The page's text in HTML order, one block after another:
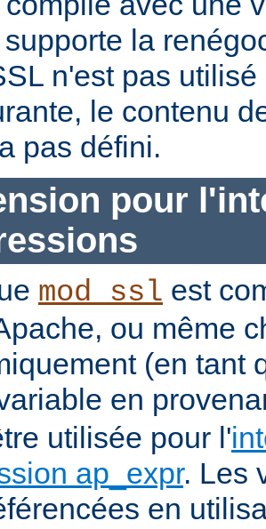
la
n'est pas
le contenu
pas défini.
pour
mod_ssl est
ou même
(en tant
en
utilisée pour l'
ap_expr. Les
en